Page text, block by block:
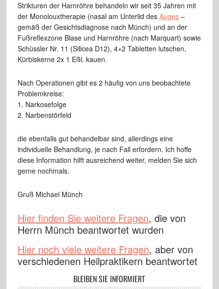
Strikturen der Harnröhre behandeln wir seit 35 Jahren mit
der Monolouxtherapie (nasal am Unterlid des Auges–
gemäß der Gesichtsdiagnose nach Münch) und an der
Fußreflexzone Blase und Harnröhre (nach Marquart) sowie
Schüssler Nr. 11 (Silicea D12), 4×2 Tabletten lutschen,
Kürbiskerne 2x 1 Eßl. kauen.
Nach Operationen gibt es 2 häufig von uns beobachtete
Problemkreise:
1. Narkosefolge
2. Narbenstörfeld
die ebenfalls gut behandelbar sind, allerdings eine
individuelle Behandlung, je nach Fall erfordern. Ich hoffe
diese Information hilft ausreichend weiter, melden Sie sich
gerne nochmals.
Gruß Michael Münch
Hier finden Sie weitere Fragen, die von
Herrn Münch beantwortet wurden
Hier noch viele weitere Fragen, aber von
verschiedenen Heilpraktikern beantwortet
BLEIBEN SIE INFORMIERT